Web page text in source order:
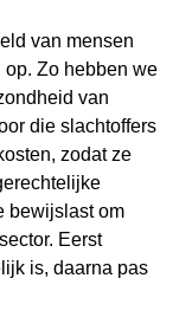
van mensen
op. Zo hebben we
van
die slachtoffers
zodat ze
bewijslast om
Eerst
is, daarna pas